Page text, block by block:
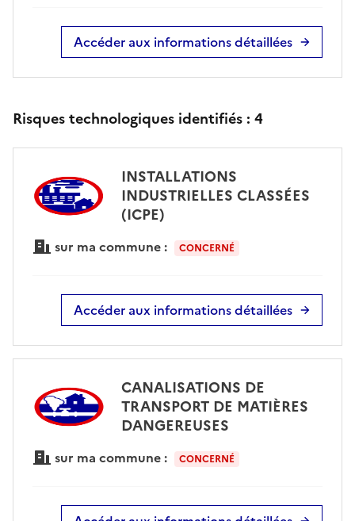
Accéder aux informations détaillées
Risques technologiques identifiés : 4
INSTALLATIONS
INDUSTRIELLES CLASSÉES
(ICPE)
sur ma commune : CONCERNÉ
Accéder aux informations détaillées
CANALISATIONS DE
TRANSPORT DE MATIÈRES
DANGEREUSES
sur ma commune : CONCERNÉ